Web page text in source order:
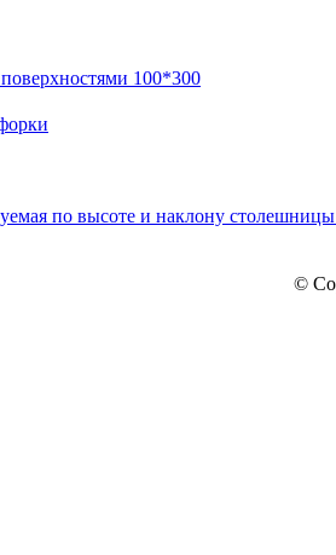
100*300
по высоте и наклону
©